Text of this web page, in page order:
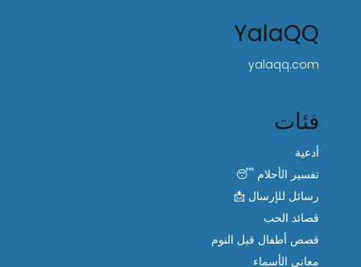
YalaQQ
yalaqq.com
فئات
أدعية
تفسير الأحلام 😴
رسائل للإرسال 📩
قصائد الحب
قصص أطفال قبل النوم
معاني الأسماء